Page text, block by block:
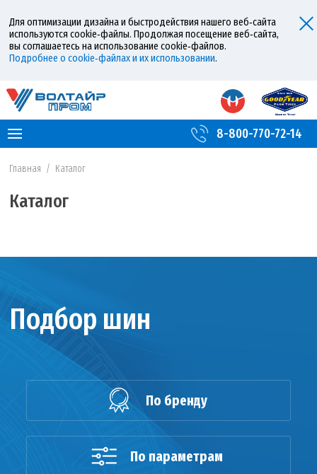
Для оптимизации дизайна и быстродействия нашего веб‑сайта
используются cookie‑файлы. Продолжая посещение веб‑сайта,
вы соглашаетесь на использование cookie‑файлов.
Подробнее о cookie‑файлах и их использовании.
8-800-770-72-14
Главная / Каталог
Каталог
Подбор шин
По бренду
По параметрам